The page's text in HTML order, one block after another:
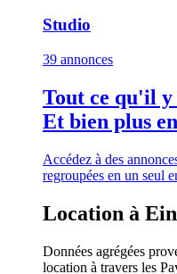
Studio
39 annonces
Tout ce qu'il y
Et bien plus
Accédez à des
regroupées en un seul
Location à
Données agrégées
location à travers les